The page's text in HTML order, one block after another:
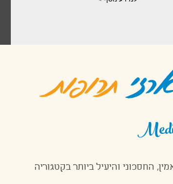
תרופות
החסכוני והיעיל ביותר בקטגוריה